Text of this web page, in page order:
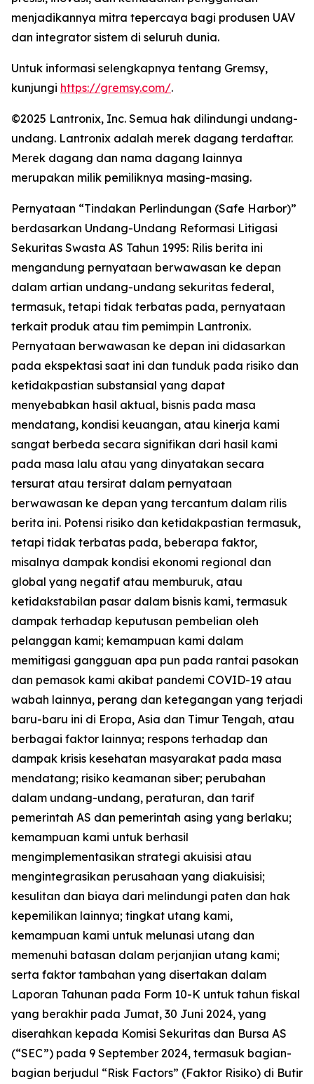
menjadikannya mitra tepercaya bagi produsen UAV
dan integrator sistem di seluruh dunia.
Untuk informasi selengkapnya tentang Gremsy,
kunjungi https://gremsy.com/.
©2025 Lantronix, Inc. Semua hak dilindungi undang-
undang. Lantronix adalah merek dagang terdaftar.
Merek dagang dan nama dagang lainnya
merupakan milik pemiliknya masing-masing.
Pernyataan “Tindakan Perlindungan (Safe Harbor)”
berdasarkan Undang-Undang Reformasi Litigasi
Sekuritas Swasta AS Tahun 1995: Rilis berita ini
mengandung pernyataan berwawasan ke depan
dalam artian undang-undang sekuritas federal,
termasuk, tetapi tidak terbatas pada, pernyataan
terkait produk atau tim pemimpin Lantronix.
Pernyataan berwawasan ke depan ini didasarkan
pada ekspektasi saat ini dan tunduk pada risiko dan
ketidakpastian substansial yang dapat
menyebabkan hasil aktual, bisnis pada masa
mendatang, kondisi keuangan, atau kinerja kami
sangat berbeda secara signifikan dari hasil kami
pada masa lalu atau yang dinyatakan secara
tersurat atau tersirat dalam pernyataan
berwawasan ke depan yang tercantum dalam rilis
berita ini. Potensi risiko dan ketidakpastian termasuk,
tetapi tidak terbatas pada, beberapa faktor,
misalnya dampak kondisi ekonomi regional dan
global yang negatif atau memburuk, atau
ketidakstabilan pasar dalam bisnis kami, termasuk
dampak terhadap keputusan pembelian oleh
pelanggan kami; kemampuan kami dalam
memitigasi gangguan apa pun pada rantai pasokan
dan pemasok kami akibat pandemi COVID-19 atau
wabah lainnya, perang dan ketegangan yang terjadi
baru-baru ini di Eropa, Asia dan Timur Tengah, atau
berbagai faktor lainnya; respons terhadap dan
dampak krisis kesehatan masyarakat pada masa
mendatang; risiko keamanan siber; perubahan
dalam undang-undang, peraturan, dan tarif
pemerintah AS dan pemerintah asing yang berlaku;
kemampuan kami untuk berhasil
mengimplementasikan strategi akuisisi atau
mengintegrasikan perusahaan yang diakuisisi;
kesulitan dan biaya dari melindungi paten dan hak
kepemilikan lainnya; tingkat utang kami,
kemampuan kami untuk melunasi utang dan
memenuhi batasan dalam perjanjian utang kami;
serta faktor tambahan yang disertakan dalam
Laporan Tahunan pada Form 10-K untuk tahun fiskal
yang berakhir pada Jumat, 30 Juni 2024, yang
diserahkan kepada Komisi Sekuritas dan Bursa AS
(“SEC”) pada 9 September 2024, termasuk bagian-
bagian berjudul “Risk Factors” (Faktor Risiko) di Butir